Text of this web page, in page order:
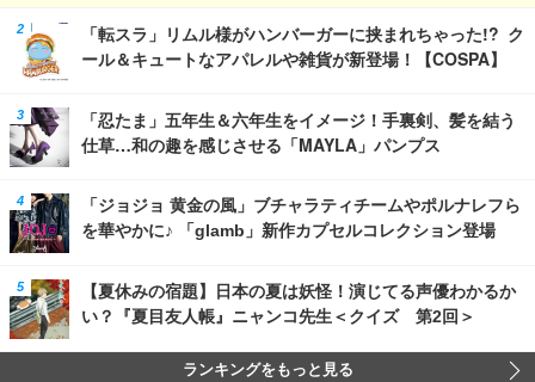
「転スラ」リムル様がハンバーガーに挟まれちゃった!? ク
ール＆キュートなアパレルや雑貨が新登場！【COSPA】
「忍たま」五年生＆六年生をイメージ！手裏剣、髪を結う
仕草…和の趣を感じさせる「MAYLA」パンプス
「ジョジョ 黄金の風」ブチャラティチームやポルナレフら
を華やかに♪ 「glamb」新作カプセルコレクション登場
【夏休みの宿題】日本の夏は妖怪！演じてる声優わかるか
い？『夏目友人帳』ニャンコ先生＜クイズ 第2回＞
ランキングをもっと見る